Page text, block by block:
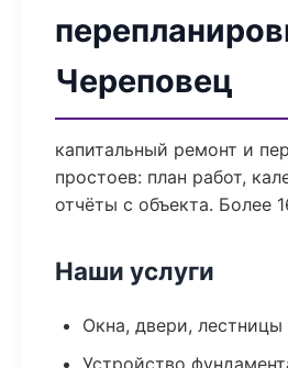
Череповец
капитальный ремонт и
простоев: план работ,
отчёты с объекта. Более
Наши услуги
Окна, двери, лестницы
Устройство